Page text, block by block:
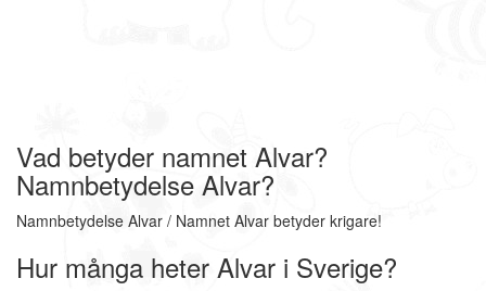
Vad betyder namnet Alvar?
Namnbetydelse Alvar?
Namnbetydelse Alvar / Namnet Alvar betyder krigare!
Hur många heter Alvar i Sverige?